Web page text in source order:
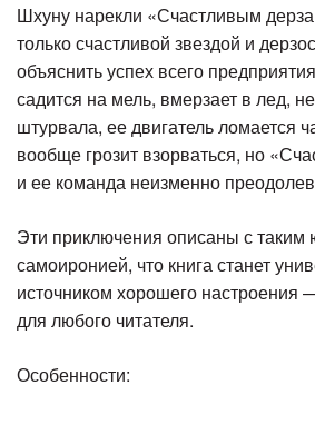
Шхуну нарекли «Счастливым
только счастливой звездой и
объяснить успех всего
садится на мель, вмерзает в лед,
штурвала, ее двигатель ломается
вообще грозит взорваться, но
и ее команда неизменно
Эти приключения описаны с
самоиронией, что книга станет
источником хорошего настроения
для любого читателя.
Особенности: